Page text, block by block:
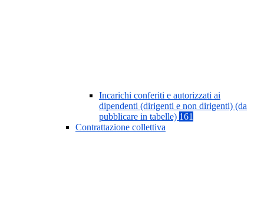
Incarichi conferiti e autorizzati ai
dipendenti (dirigenti e non dirigenti) (da
pubblicare in tabelle) 161
Contrattazione collettiva